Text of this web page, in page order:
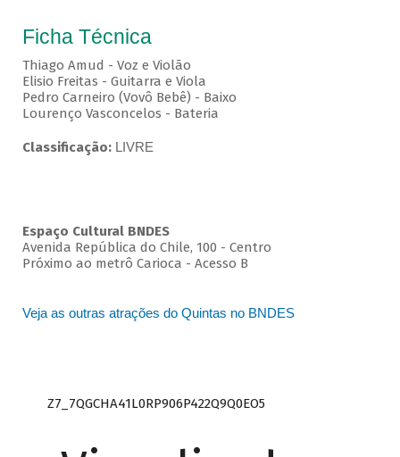
Ficha Técnica
Thiago Amud - Voz e Violão
Elisio Freitas - Guitarra e Viola
Pedro Carneiro (Vovô Bebê) - Baixo
Lourenço Vasconcelos - Bateria
Classificação: LIVRE
Espaço Cultural BNDES
Avenida República do Chile, 100 - Centro
Próximo ao metrô Carioca - Acesso B
Veja as outras atrações do Quintas no BNDES
Z7_7QGCHA41L0RP906P422Q9Q0EO5